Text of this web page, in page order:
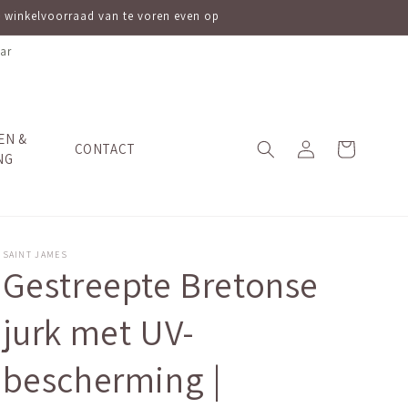
van te voren even op
&
CONTACT InloggenWinkelwagen
SAINT JAMES
Gestreepte Bretonse
jurk met UV-
bescherming |